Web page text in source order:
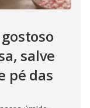
salve
pé das